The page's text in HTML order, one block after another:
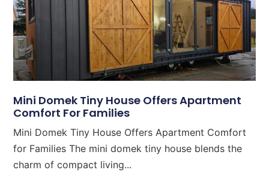
Mini Domek Tiny House Offers Apartment
Comfort For Families
Mini Domek Tiny House Offers Apartment Comfort
for Families The mini domek tiny house blends the
charm of compact living...